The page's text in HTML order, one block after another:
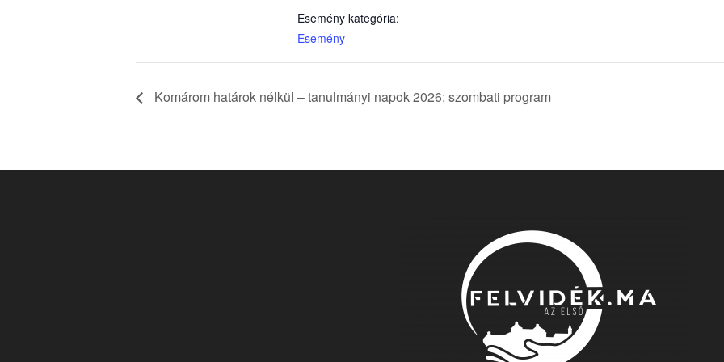
Esemény kategória:
Esemény
Komárom határok nélkül – tanulmányi napok 2026: szombati program